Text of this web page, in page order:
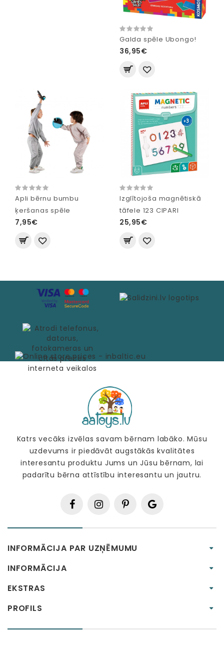
Galda spēle Ubongo!
36,95€
Apli bērnu bumbu
ķeršanas spēle
7,95€
Izglītojoša magnētiskā
tāfele 123 CIPARI
25,95€
Katrs vecāks izvēlas savam bērnam labāko. Mūsu
uzdevums ir piedāvāt augstākās kvalitātes
interesantu produktu Jums un Jūsu bērnam, lai
padarītu bērna attīstību interesantu un jautru.
INFORMĀCIJA PAR UZŅĒMUMU
INFORMĀCIJA
EKSTRAS
PROFILS